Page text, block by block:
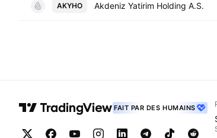
AKYHO Akdeniz Yatirim Holding A.S.
FAIT PAR DES HUMAINS